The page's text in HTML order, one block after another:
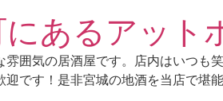
あるアット
囲気の居酒屋です。店内はいつ
です！是非宮城の地酒を当店で